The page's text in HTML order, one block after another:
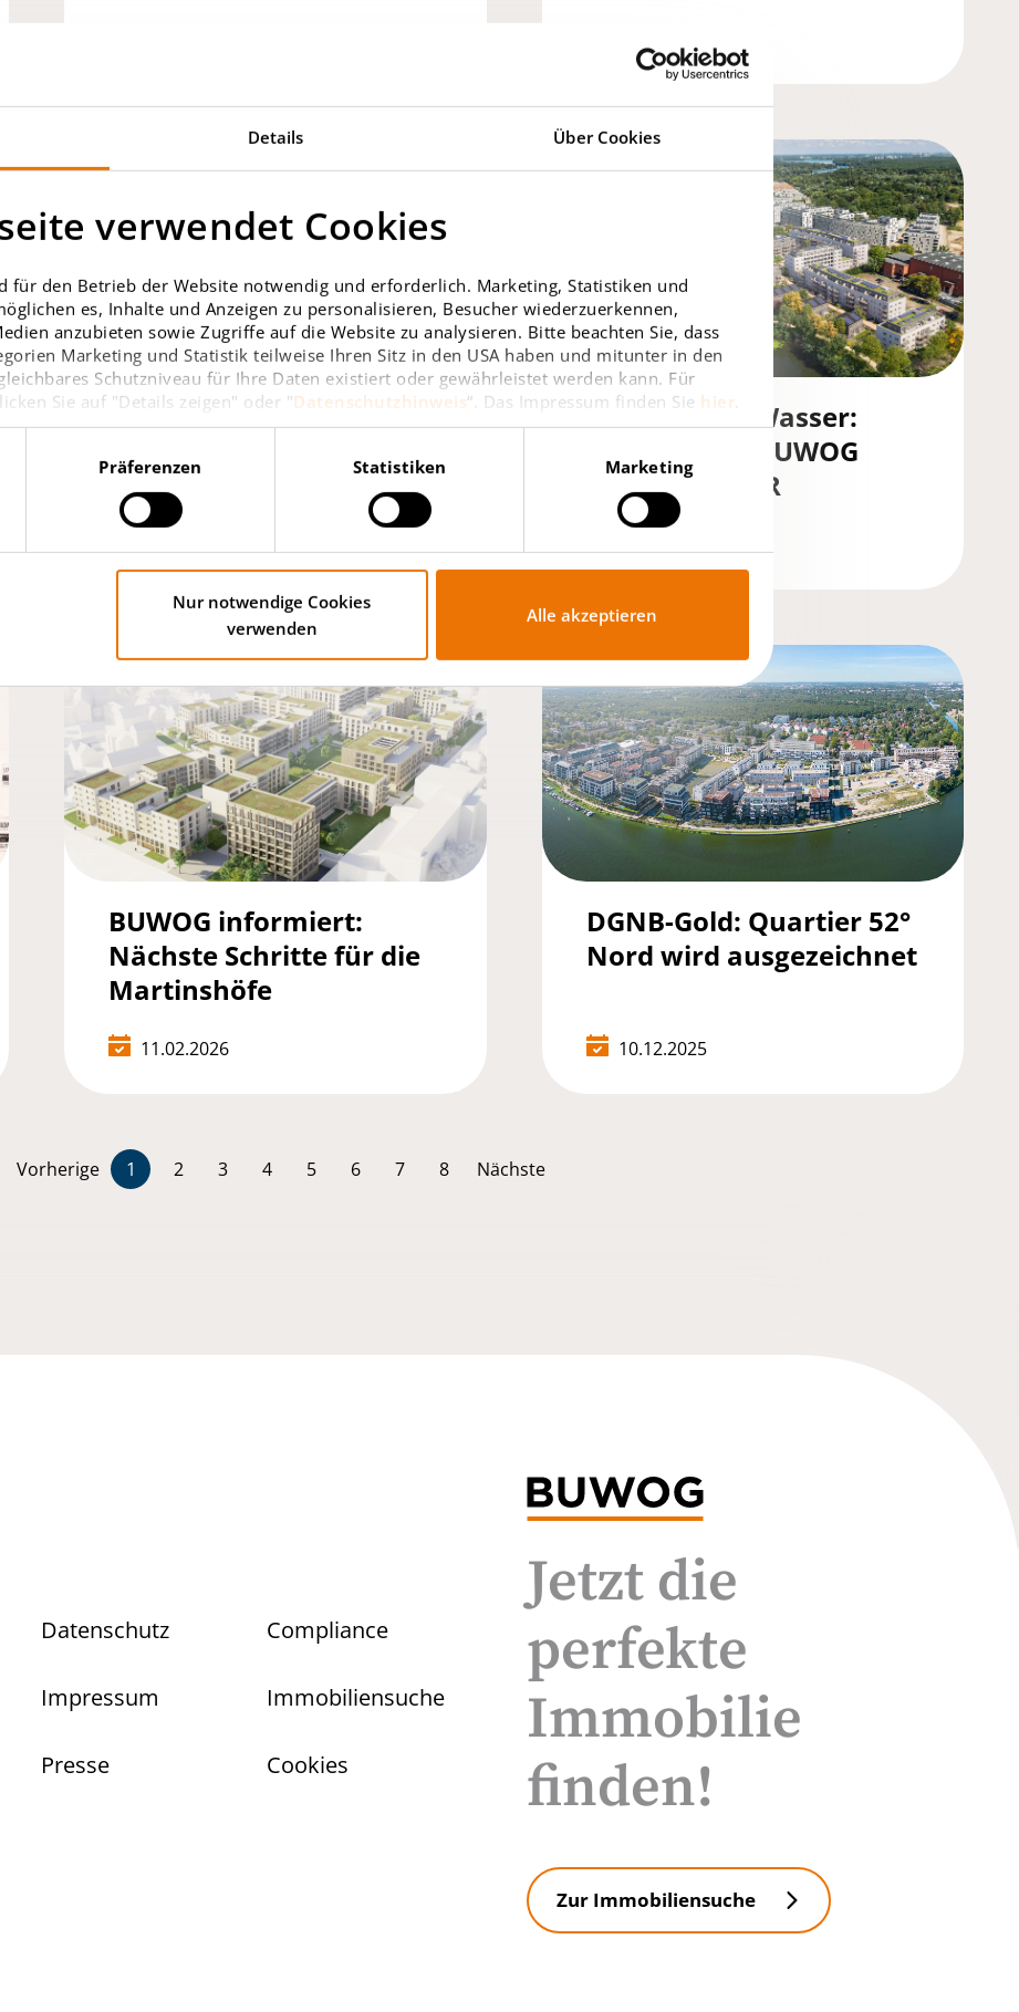
Details Über Cookies
verwendet Cookies
für den Betrieb der Website notwendig und erforderlich. Marketing, Statistiken und
es, Inhalte und Anzeigen zu personalisieren, Besucher wiederzuerkennen,
anzubieten sowie Zugriffe auf die Website zu analysieren. Bitte beachten Sie, dass
Marketing und Statistik teilweise Ihren Sitz in den USA haben und mitunter in den
Schutzniveau für Ihre Daten existiert oder gewährleistet werden kann. Für
Sie auf "Details zeigen" oder "Datenschutzhinweis“. Das Impressum finden Sie hier
Präferenzen Statistiken Marketing
Nur notwendige Cookies
verwenden
Alle akzeptieren
Richtfest für neues
Wohnensemble in
Karlsruhe
Wohnen am Wasser:
Baustart für BUWOG
HAVELLICHTER
BUWOG informiert:
Nächste Schritte für die
Martinshöfe
11.02.2026
DGNB-Gold: Quartier 52°
Nord wird ausgezeichnet
10.12.2025
Vorherige 1 2 3 4 5 6 7 8 Nächste
Datenschutz
Impressum
Presse
Compliance
Immobiliensuche
Cookies
Jetzt die
perfekte
Immobilie
finden!
Zur Immobiliensuche